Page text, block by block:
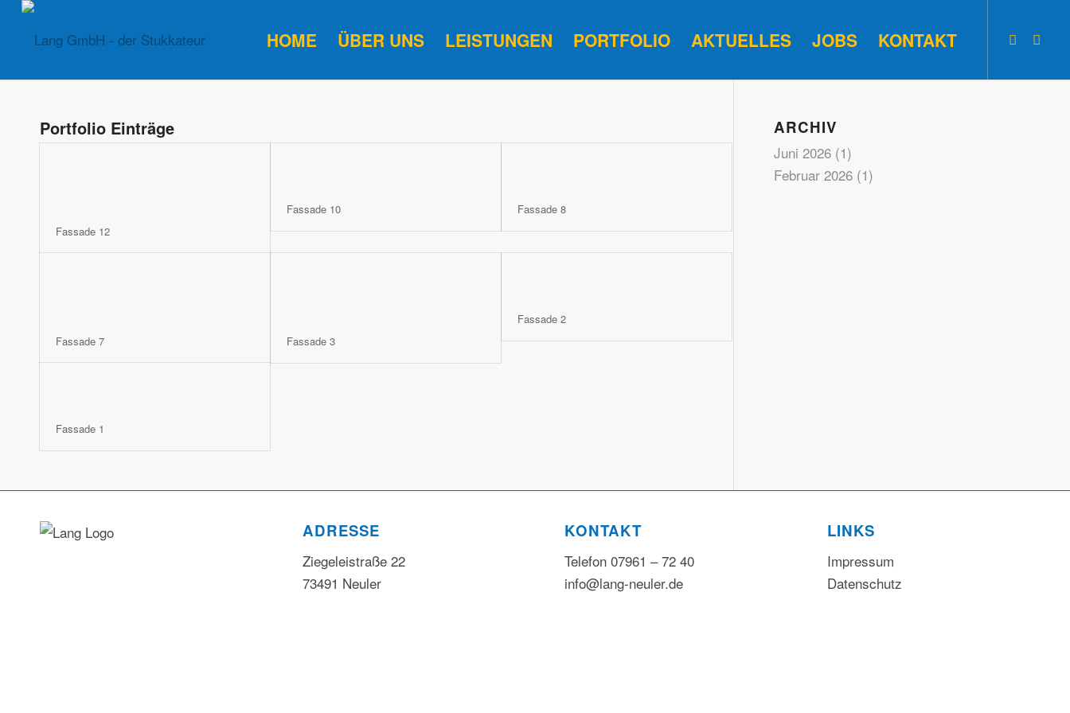
HOME ÜBER UNS LEISTUNGEN PORTFOLIO AKTUELLES JOBS KONTAKT
Portfolio Einträge
Fassade 12
Fassade 10 Fassade 8
Fassade 7 Fassade 3
Fassade 2
Fassade 1
ARCHIV
Juni 2026(1)
Februar 2026(1)
ADRESSE
Ziegeleistraße 22
73491 Neuler
KONTAKT
Telefon 07961 – 72 40
info@lang-neuler.de
LINKS
Impressum
Datenschutz